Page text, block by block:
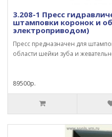
3.208-1 Пресс
штамповки коронок и
электроприводом)
Пресс предназначен для
области шейки зуба и
89500р.